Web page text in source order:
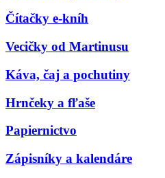
Čítačky e-kníh
Vecičky od Martinusu
Káva, čaj a pochutiny
Hrnčeky a fľaše
Papiernictvo
Zápisníky a kalendáre